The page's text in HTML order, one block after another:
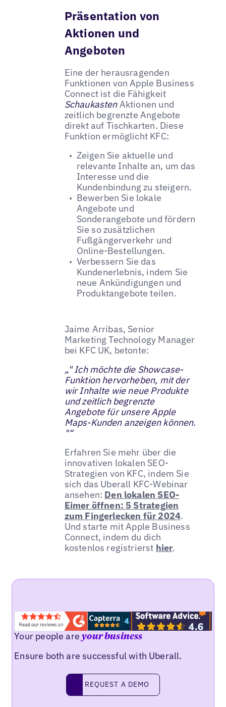
Präsentation von
Aktionen und
Angeboten
Eine der herausragenden
Funktionen von Apple Business
Connect ist die Fähigkeit
SchaukastenAktionen und
zeitlich begrenzte Angebote
direkt auf Tischkarten. Diese
Funktion ermöglicht KFC:
Zeigen Sie aktuelle und
relevante Inhalte an, um das
Interesse und die
Kundenbindung zu steigern.
Bewerben Sie lokale
Angebote und
Sonderangebote und fördern
Sie so zusätzlichen
Fußgängerverkehr und
Online-Bestellungen.
Verbessern Sie das
Kundenerlebnis, indem Sie
neue Ankündigungen und
Produktangebote teilen.
Jaime Arribas, Senior
Marketing Technology Manager
bei KFC UK, betonte:
„" Ich möchte die Showcase-
Funktion hervorheben, mit der
wir Inhalte wie neue Produkte
und zeitlich begrenzte
Angebote für unsere Apple
Maps-Kunden anzeigen können.
"“
Erfahren Sie mehr über die
innovativen lokalen SEO-
Strategien von KFC, indem Sie
sich das Uberall KFC-Webinar
ansehen: Den lokalen SEO-
Eimer öffnen: 5 Strategien
zum Fingerlecken für 2024.
Und starte mit Apple Business
Connect, indem du dich
kostenlos registrierst hier.
Your people areyour business
Ensure both are successful with Uberall.
request a demo
REQUEST A DEMO